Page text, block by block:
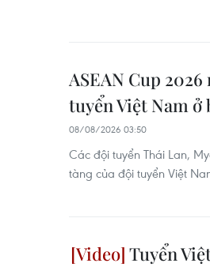
ASEAN Cup
tuyển Việt Nam ở
08/08/2026 03:50
Các đội tuyển Thái Lan,
tàng của đội tuyển Việt
Tuyển